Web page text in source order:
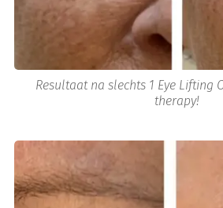
Resultaat na slechts 1 Eye Lifting
therapy!